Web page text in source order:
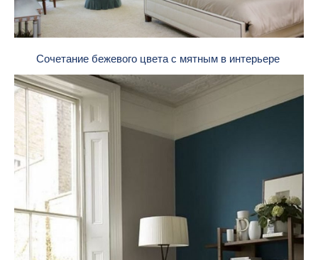
Сочетание бежевого цвета с мятным в интерьере